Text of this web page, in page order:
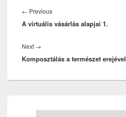
navigáció
← PreviousPrevious
post:
A virtuális vásárlás alapjai 1.
Next →
post:
Komposztálás a természet erejével